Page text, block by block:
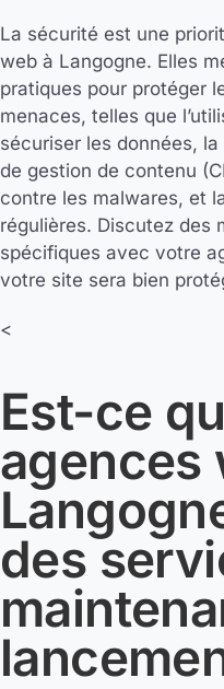
La sécurité est une
web à Langogne. Elles
pratiques pour protéger
menaces, telles que
sécuriser les données,
de gestion de contenu
contre les malwares, et
régulières. Discutez des
spécifiques avec votre
votre site sera bien
<
Est-ce
agences
des